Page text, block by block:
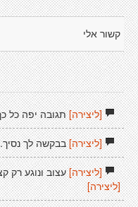
קשור אלי
[ליצירה]תגובה יפה כל
[ליצירה]בבקשה לך
[ליצירה]עצוב ונוגע רק
[ליצירה]